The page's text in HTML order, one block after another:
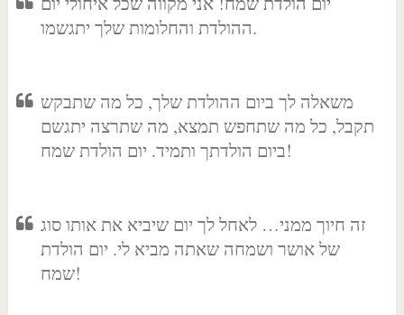
ההולדת והחלומות שלך יתגשמו.
משאלה לך ביום ההולדת שלך, כל מה שתבקש
תקבל, כל מה שתחפש תמצא, מה שתרצה יתגשם
ביום הולדתך ותמיד. יום הולדת שמח!
זה חיוך ממני… לאחל לך יום שיביא את אותו סוג
של אושר ושמחה שאתה מביא לי. יום הולדת
שמח!